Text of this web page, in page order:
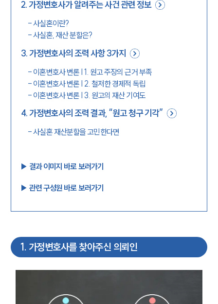
2.가정변호사가 알려주는 사건 관련 정보
-사실혼이란?
-사실혼, 재산 분할은?
3.가정변호사의 조력 사항 3가지
- 이혼변호사 변론 | 1. 원고 주장의 근거 부족
- 이혼변호사 변론 | 2. 철저한 경제적 독립
- 이혼변호사 변론 | 3. 원고의 재산 기여도
4.가정변호사의 조력 결과, “원고 청구 기각”
-사실혼 재산분할을 고민한다면
▶︎ 결과 이미지 바로 보러가기
▶︎ 관련 구성원 바로 보러가기
1. 가정변호사를 찾아주신 의뢰인